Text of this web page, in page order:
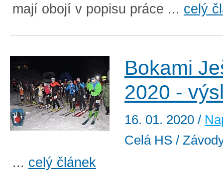
mají obojí v popisu práce ... celý
Bokami
2020 -
16. 01. 2020 /
Celá HS /
... celý článek